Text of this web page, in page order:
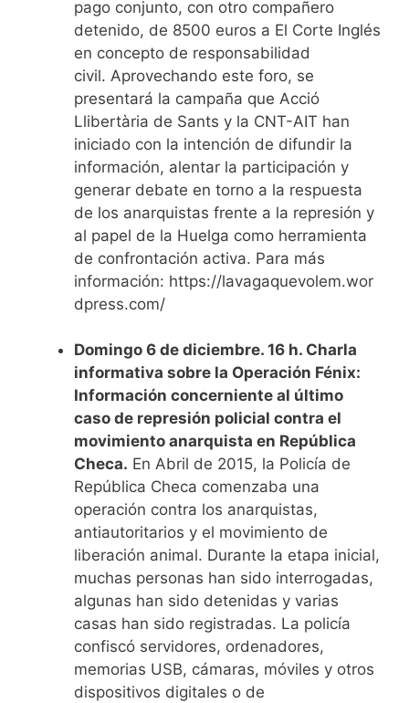
pago conjunto, con otro compañero
detenido, de 8500 euros a El Corte Inglés
en concepto de responsabilidad
civil. Aprovechando este foro, se
presentará la campaña que Acció
Llibertària de Sants y la CNT-AIT han
iniciado con la intención de difundir la
información, alentar la participación y
generar debate en torno a la respuesta
de los anarquistas frente a la represión y
al papel de la Huelga como herramienta
de confrontación activa. Para más
información: https://lavagaquevolem.wor
dpress.com/
Domingo 6 de diciembre. 16 h. Charla
informativa sobre la Operación Fénix:
Información concerniente al último
caso de represión policial contra el
movimiento anarquista en República
Checa. En Abril de 2015, la Policía de
República Checa comenzaba una
operación contra los anarquistas,
antiautoritarios y el movimiento de
liberación animal. Durante la etapa inicial,
muchas personas han sido interrogadas,
algunas han sido detenidas y varias
casas han sido registradas. La policía
confiscó servidores, ordenadores,
memorias USB, cámaras, móviles y otros
dispositivos digitales o de